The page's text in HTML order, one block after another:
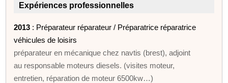
Expériences professionnelles
2013 : Préparateur réparateur / Préparatrice réparatrice
véhicules de loisirs
préparateur en mécanique chez navtis (brest), adjoint
au responsable moteurs diesels. (visites moteur,
entretien, réparation de moteur 6500kw…)